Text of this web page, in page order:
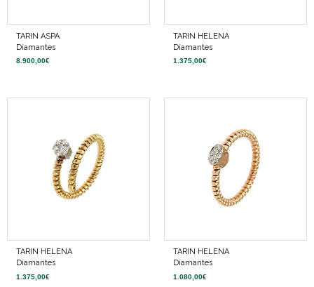
TARIN ASPA
Diamantes
8.900,00€
TARIN HELENA
Diamantes
1.375,00€
TARIN HELENA
Diamantes
1.375,00€
TARIN HELENA
Diamantes
1.080,00€